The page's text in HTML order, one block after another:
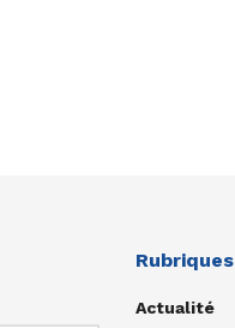
Rubriques
Actualité